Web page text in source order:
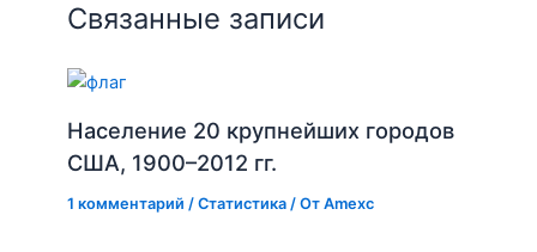
Связанные записи
Население 20 крупнейших городов
США, 1900–2012 гг.
1 комментарий /Статистика / ОтAmexc